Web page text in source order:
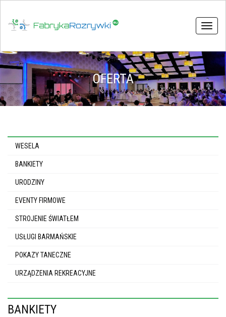
Toggle
OFERTA
WESELA
BANKIETY
URODZINY
EVENTY FIRMOWE
STROJENIE ŚWIATŁEM
USŁUGI BARMAŃSKIE
POKAZY TANECZNE
URZĄDZENIA REKREACYJNE
BANKIETY